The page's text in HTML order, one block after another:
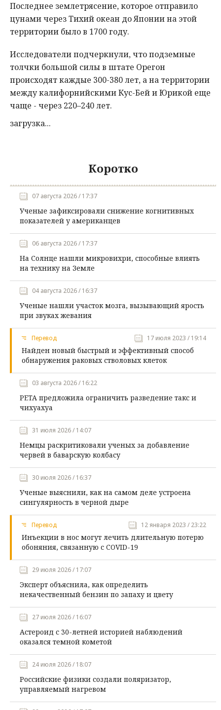
Последнее землетрясение, которое отправило
цунами через Тихий океан до Японии на этой
территории было в 1700 году.
Исследователи подчеркнули, что подземные
толчки большой силы в штате Орегон
происходят каждые 300-380 лет, а на территории
между калифорнийскими Кус-Бей и Юрикой еще
чаще - через 220–240 лет.
загрузка...
Коротко
07 августа 2026 / 17:37
Ученые зафиксировали снижение когнитивных
показателей у американцев
06 августа 2026 / 17:37
На Солнце нашли микровихри, способные влиять
на технику на Земле
04 августа 2026 / 16:37
Ученые нашли участок мозга, вызывающий ярость
при звуках жевания
Перевод 17 июля 2023 / 19:14
Найден новый быстрый и эффективный способ
обнаружения раковых стволовых клеток
03 августа 2026 / 16:22
PETA предложила ограничить разведение такс и
чихуахуа
31 июля 2026 / 14:07
Немцы раскритиковали ученых за добавление
червей в баварскую колбасу
30 июля 2026 / 16:37
Ученые выяснили, как на самом деле устроена
сингулярность в черной дыре
Перевод 12 января 2023 / 23:22
Инъекции в нос могут лечить длительную потерю
обоняния, связанную с COVID-19
29 июля 2026 / 17:07
Эксперт объяснила, как определить
некачественный бензин по запаху и цвету
27 июля 2026 / 16:07
Астероид с 30-летней историей наблюдений
оказался темной кометой
24 июля 2026 / 18:07
Российские физики создали поляризатор,
управляемый нагревом